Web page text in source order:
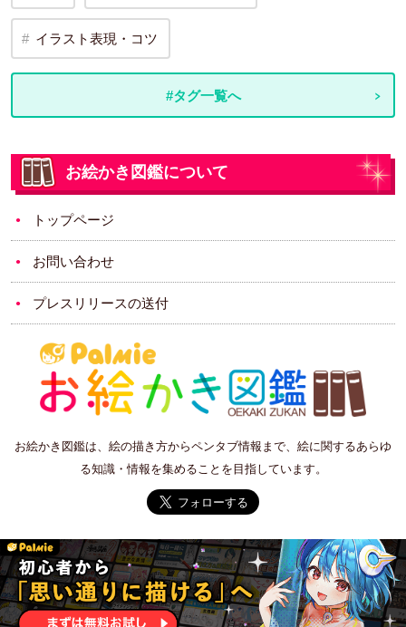
イラスト表現・コツ
#タグ一覧へ
お絵かき図鑑について
トップページ
お問い合わせ
プレスリリースの送付
お絵かき図鑑は、絵の描き方からペンタブ情報まで、絵に関するあらゆ
る知識・情報を集めることを目指しています。